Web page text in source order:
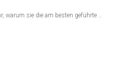
warum sie die am besten geführte …